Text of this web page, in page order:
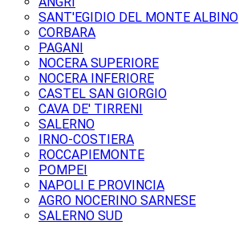
SANT'EGIDIO DEL MONTE ALBINO
CORBARA
PAGANI
NOCERA SUPERIORE
NOCERA INFERIORE
CASTEL SAN GIORGIO
CAVA DE' TIRRENI
SALERNO
IRNO-COSTIERA
ROCCAPIEMONTE
POMPEI
NAPOLI E PROVINCIA
AGRO NOCERINO SARNESE
SALERNO SUD